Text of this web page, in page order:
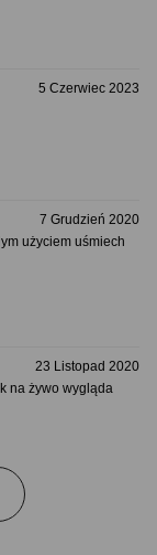
5 Czerwiec 2023
7 Grudzień 2020
użyciem uśmiech
23 Listopad 2020
na żywo wygląda